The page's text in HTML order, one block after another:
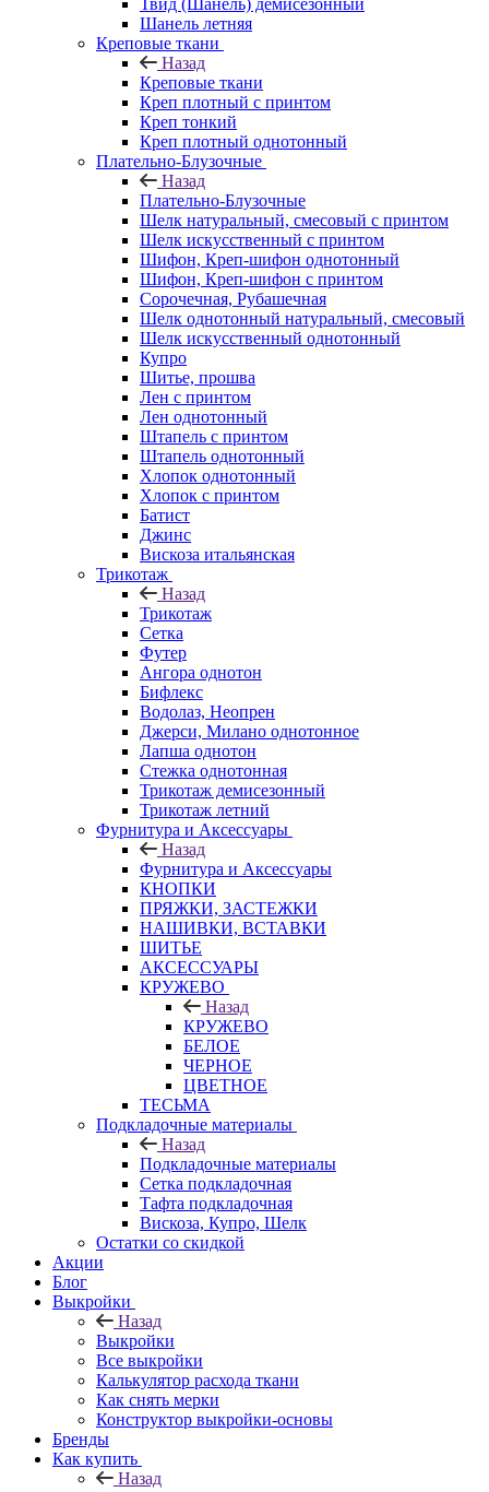
Твид (Шанель) демисезонный
Шанель летняя
Креповые ткани
Назад
Креповые ткани
Креп плотный с принтом
Креп тонкий
Креп плотный однотонный
Плательно-Блузочные
Назад
Плательно-Блузочные
Шелк натуральный, смесовый с принтом
Шелк искусственный с принтом
Шифон, Креп-шифон однотонный
Шифон, Креп-шифон с принтом
Сорочечная, Рубашечная
Шелк однотонный натуральный, смесовый
Шелк искусственный однотонный
Купро
Шитье, прошва
Лен с принтом
Лен однотонный
Штапель с принтом
Штапель однотонный
Хлопок однотонный
Хлопок с принтом
Батист
Джинс
Вискоза итальянская
Трикотаж
Назад
Трикотаж
Сетка
Футер
Ангора однотон
Бифлекс
Водолаз, Неопрен
Джерси, Милано однотонное
Лапша однотон
Стежка однотонная
Трикотаж демисезонный
Трикотаж летний
Фурнитура и Аксессуары
Назад
Фурнитура и Аксессуары
КНОПКИ
ПРЯЖКИ, ЗАСТЕЖКИ
НАШИВКИ, ВСТАВКИ
ШИТЬЕ
АКСЕССУАРЫ
КРУЖЕВО
Назад
КРУЖЕВО
БЕЛОЕ
ЧЕРНОЕ
ЦВЕТНОЕ
ТЕСЬМА
Подкладочные материалы
Назад
Подкладочные материалы
Сетка подкладочная
Тафта подкладочная
Вискоза, Купро, Шелк
Остатки со скидкой
Акции
Блог
Выкройки
Назад
Выкройки
Все выкройки
Калькулятор расхода ткани
Как снять мерки
Конструктор выкройки-основы
Бренды
Как купить
Назад